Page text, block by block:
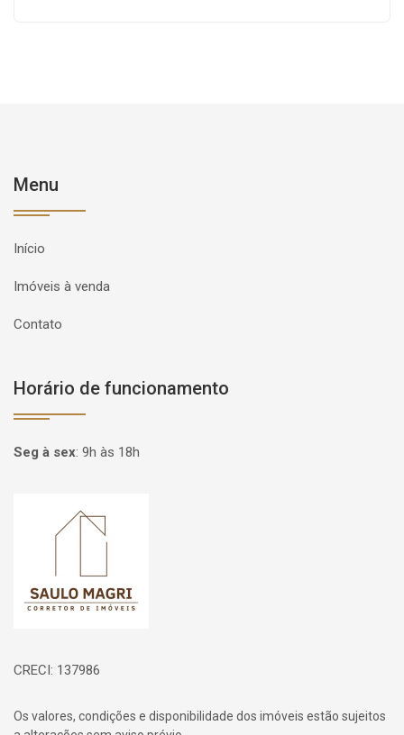
Menu
Início
Imóveis à venda
Contato
Horário de funcionamento
Seg à sex: 9h às 18h
Página inicial
CRECI: 137986
Os valores, condições e disponibilidade dos imóveis estão sujeitos